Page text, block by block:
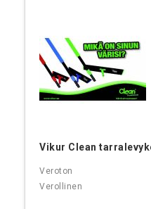
Vikur Clean